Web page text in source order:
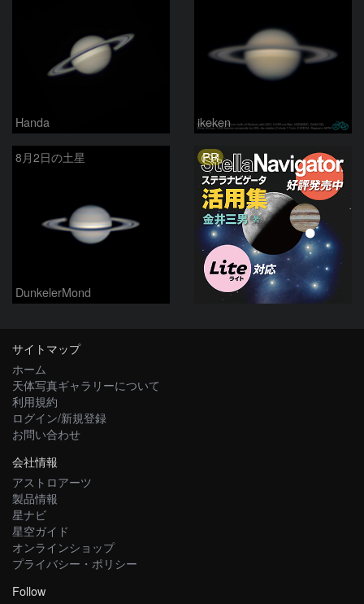
Handa ikeken
8月2日の土星
DunkelerMond
PR
サイトマップ
ホーム
天体写真ギャラリーについて
利用規約
ログイン/新規登録
お問い合わせ
会社情報
アストロアーツ
製品情報
星ナビ
星空ガイド
オンラインショップ
プライバシー・ポリシー
Follow